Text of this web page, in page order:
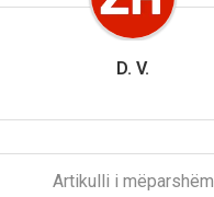
D. V.
Artikulli i mëparshëm